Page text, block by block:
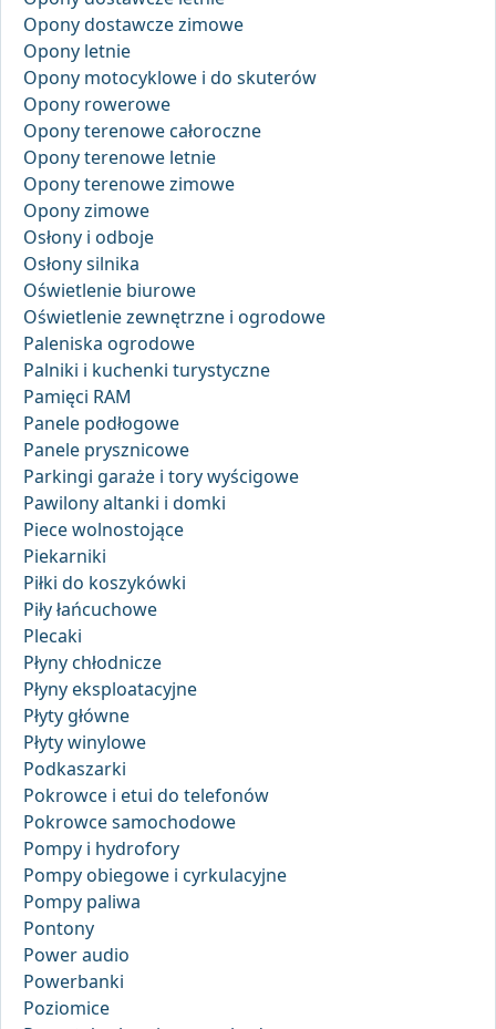
Opony dostawcze zimowe
Opony letnie
Opony motocyklowe i do skuterów
Opony rowerowe
Opony terenowe całoroczne
Opony terenowe letnie
Opony terenowe zimowe
Opony zimowe
Osłony i odboje
Osłony silnika
Oświetlenie biurowe
Oświetlenie zewnętrzne i ogrodowe
Paleniska ogrodowe
Palniki i kuchenki turystyczne
Pamięci RAM
Panele podłogowe
Panele prysznicowe
Parkingi garaże i tory wyścigowe
Pawilony altanki i domki
Piece wolnostojące
Piekarniki
Piłki do koszykówki
Piły łańcuchowe
Plecaki
Płyny chłodnicze
Płyny eksploatacyjne
Płyty główne
Płyty winylowe
Podkaszarki
Pokrowce i etui do telefonów
Pokrowce samochodowe
Pompy i hydrofory
Pompy obiegowe i cyrkulacyjne
Pompy paliwa
Pontony
Power audio
Powerbanki
Poziomice